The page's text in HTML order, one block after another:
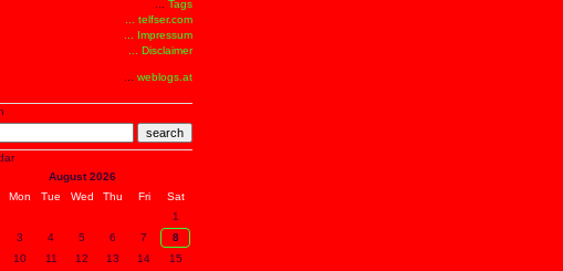
Tags
... telfser.com
... Impressum
... Disclaimer
weblogs.at
search
August 2026
Mon Tue Wed Thu Fri
Sat
1
3 4 5 6 7
8
10 11 12 13 14
15